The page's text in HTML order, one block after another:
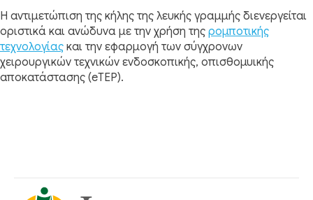
Η αντιμετώπιση της κήλης της λευκής γραμμής διενεργείται
οριστικά και ανώδυνα με την χρήση της ρομποτικής
τεχνολογίας και την εφαρμογή των σύγχρονων
χειρουργικών τεχνικών ενδοσκοπικής, οπισθομυικής
αποκατάστασης (eTEP).